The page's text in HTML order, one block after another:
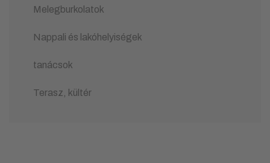
Melegburkolatok
Nappali és lakóhelyiségek
tanácsok
Terasz, kültér